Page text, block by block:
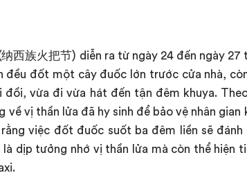
西族火把节) diễn ra từ ngày 24 đến ngày 27
đều đốt một cây đuốc lớn trước cửa nhà,
đồi, vừa đi vừa hát đến tận đêm khuya.
về vị thần lửa đã hy sinh để bảo vệ nhân
việc đốt đuốc suốt ba đêm liền sẽ đánh
dịp tưởng nhớ vị thần lửa mà còn thể hiện